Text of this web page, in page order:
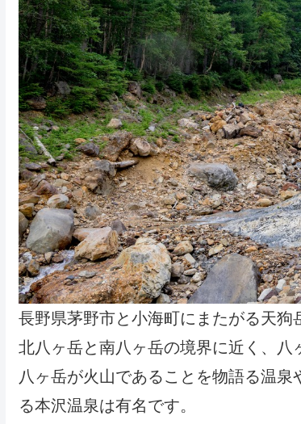
長野県茅野市と小海町にまたがる天狗
北八ヶ岳と南八ヶ岳の境界に近く、
八ヶ岳が火山であることを物語る温
る本沢温泉は有名です。